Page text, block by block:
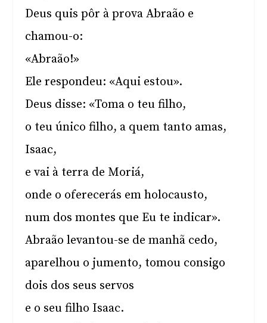
Deus quis pôr à prova Abraão e
chamou-o:
«Abraão!»
Ele respondeu: «Aqui estou».
Deus disse: «Toma o teu filho,
o teu único filho, a quem tanto amas,
Isaac,
e vai à terra de Moriá,
onde o oferecerás em holocausto,
num dos montes que Eu te indicar».
Abraão levantou-se de manhã cedo,
aparelhou o jumento, tomou consigo
dois dos seus servos
e o seu filho Isaac.